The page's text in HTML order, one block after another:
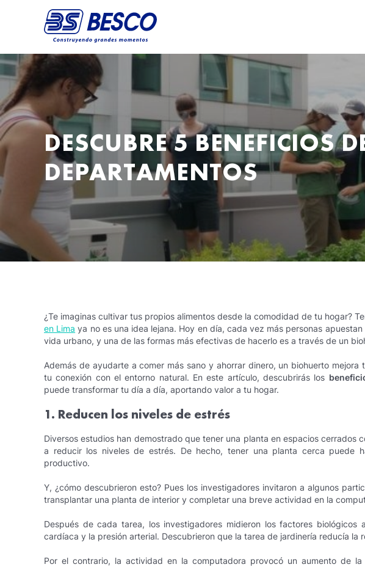
DESCUBRE 5 BENEFICIOS
DEPARTAMENTOS
¿Te imaginas cultivar tus propios alimentos desde la comodidad de tu hogar?
en Lima ya no es una idea lejana. Hoy en día, cada vez más personas
vida urbano, y una de las formas más efectivas de hacerlo es a través de un
Además de ayudarte a comer más sano y ahorrar dinero, un biohuerto
tu conexión con el entorno natural. En este artículo, descubrirás los
puede transformar tu día a día, aportando valor a tu hogar.
1. Reducen los niveles de estrés
Diversos estudios han demostrado que tener una planta en espacios cerrados
a reducir los niveles de estrés. De hecho, tener una planta cerca puede
productivo.
Y, ¿cómo descubrieron esto? Pues los investigadores invitaron a algunos
transplantar una planta de interior y completar una breve actividad en la
Después de cada tarea, los investigadores midieron los factores biológicos
cardíaca y la presión arterial. Descubrieron que la tarea de jardinería reducía la
Por el contrario, la actividad en la computadora provocó un aumento de